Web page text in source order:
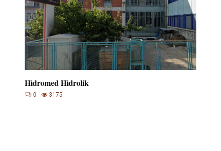
Hidromed Hidrolik
0 3175